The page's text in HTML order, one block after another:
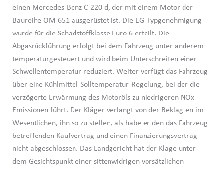
einen Mercedes-Benz C 220 d, der mit einem Motor der
Baureihe OM 651 ausgerüstet ist. Die EG-Typgenehmigung
wurde für die Schadstoffklasse Euro 6 erteilt. Die
Abgasrückführung erfolgt bei dem Fahrzeug unter anderem
temperaturgesteuert und wird beim Unterschreiten einer
Schwellentemperatur reduziert. Weiter verfügt das Fahrzeug
über eine Kühlmittel-Solltemperatur-Regelung, bei der die
verzögerte Erwärmung des Motoröls zu niedrigeren NOx-
Emissionen führt. Der Kläger verlangt von der Beklagten im
Wesentlichen, ihn so zu stellen, als habe er den das Fahrzeug
betreffenden Kaufvertrag und einen Finanzierungsvertrag
nicht abgeschlossen. Das Landgericht hat der Klage unter
dem Gesichtspunkt einer sittenwidrigen vorsätzlichen